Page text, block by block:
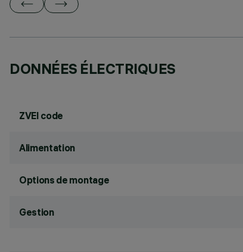
DONNÉES ÉLECTRIQUES
ZVEI code
Alimentation
Options de montage
Gestion